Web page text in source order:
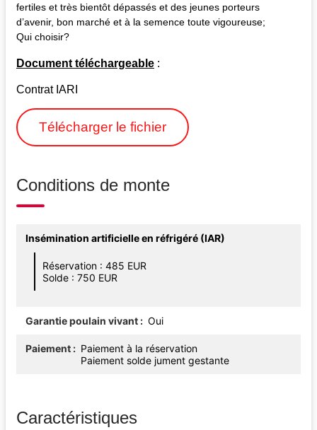
fertiles et très bientôt dépassés et des jeunes porteurs
d’avenir, bon marché et à la semence toute vigoureuse;
Qui choisir?
Document téléchargeable :
Contrat IARI
Télécharger le fichier
Conditions de monte
Insémination artificielle en réfrigéré (IAR)
Réservation : 485 EUR
Solde : 750 EUR
Garantie poulain vivant Oui
Paiement
Paiement à la réservation
Paiement solde jument gestante
Caractéristiques